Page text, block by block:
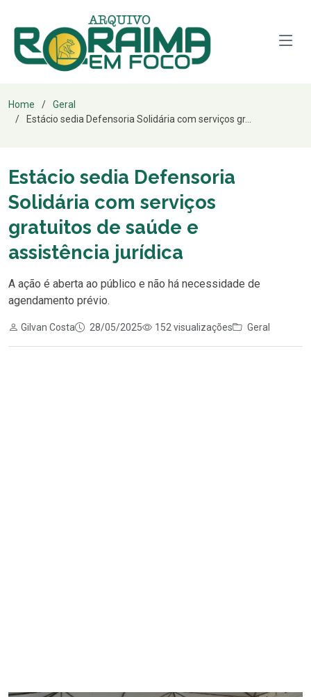
Home
Geral
Estácio sedia Defensoria Solidária com serviços gr...
Estácio sedia Defensoria
Solidária com serviços
gratuitos de saúde e
assistência jurídica
A ação é aberta ao público e não há necessidade de
agendamento prévio.
Gilvan Costa 28/05/2025 152 visualizações Geral